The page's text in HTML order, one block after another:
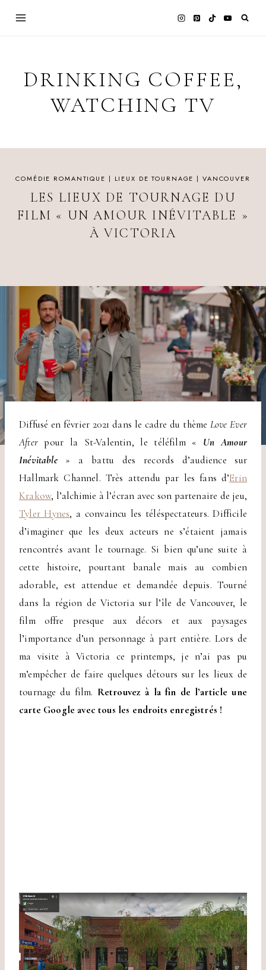
DRINKING COFFEE,
WATCHING TV
COMÉDIE ROMANTIQUE | LIEUX DE TOURNAGE | VANCOUVER
LES LIEUX DE TOURNAGE DU
FILM « UN AMOUR INÉVITABLE »
À VICTORIA
Diffusé en février 2021 dans le cadre du thème Love Ever
Afterpour la St-Valentin, le téléfilm « Un Amour
Inévitable» a battu des records d’audience sur
Hallmark Channel. Très attendu par les fans d’Erin
Krakow, l’alchimie à l’écran avec son partenaire de jeu,
Tyler Hynes, a convaincu les téléspectateurs. Difficile
d’imaginer que les deux acteurs ne s’étaient jamais
rencontrés avant le tournage. Si bien qu’une suite à
cette histoire, pourtant banale mais au combien
adorable, est attendue et demandée depuis. Tourné
dans la région de Victoria sur l’île de Vancouver, le
film offre presque aux décors et aux paysages
l’importance d’un personnage à part entière. Lors de
ma visite à Victoria ce printemps, je n’ai pas pu
m’empêcher de faire quelques détours sur les lieux de
tournage du film. Retrouvez à la fin de l’article une
carte Google avec tous les endroits enregistrés !